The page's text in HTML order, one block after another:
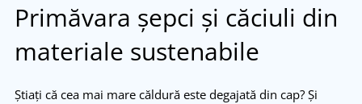
Primăvara șepci și căciuli din
materiale sustenabile
Știați că cea mai mare căldură este degajată din cap? Și